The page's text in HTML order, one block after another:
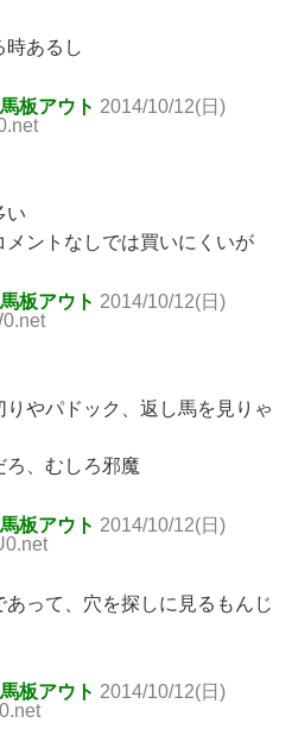
時あるし
板アウト 2014/10/12(日)
い
ントなしでは買いにくいが
板アウト 2014/10/12(日)
やパドック、返し馬を見りゃ
ろ、むしろ邪魔
板アウト 2014/10/12(日)
って、穴を探しに見るもんじ
板アウト 2014/10/12(日)